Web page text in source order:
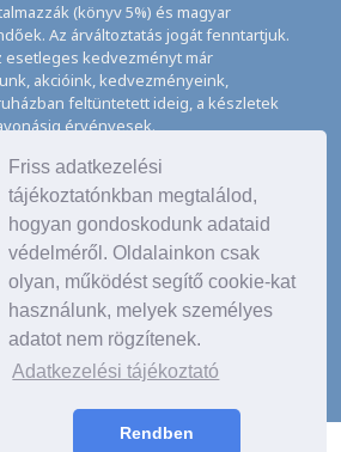
Friss adatkezelési
tájékoztatónkban megtalálod,
hogyan gondoskodunk adataid
védelméről. Oldalainkon csak
olyan, működést segítő cookie-kat
használunk, melyek személyes
adatot nem rögzítenek.
Adatkezelési tájékoztató
Rendben
(könyv 5%) és magyar
Az árváltoztatás jogát fenntartjuk.
esetleges kedvezményt már
akcióink, kedvezményeink,
feltüntetett ideig, a készletek
érvényesek.
angol nyelvismeret illetve az
internet kapcsolat szükséges
használatos mennyiségeket
besorolások tájékoztató
gondossággal kezeljük, de
felelősséget nem tudunk vállalni.
elfogadja az Általános
és Adatkezelési Tájékoztatónkat,
figyelmesen tanulmányozza át.
© Copyright CD Galaxis Kft. 1997–